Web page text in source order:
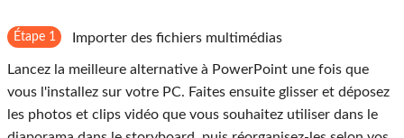
Étape 1 Importer des fichiers multimédias
Lancez la meilleure alternative à PowerPoint une fois que
vous l'installez sur votre PC. Faites ensuite glisser et déposez
les photos et clips vidéo que vous souhaitez utiliser dans le